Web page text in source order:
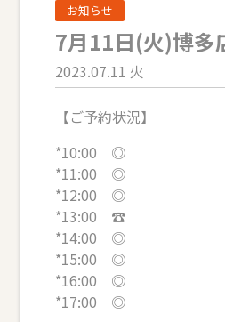
お知らせ
7月11日(火)博多
2023.07.11 火
【ご予約状況】
*10:00 ◎
*11:00 ◎
*12:00 ◎
*13:00 ☎
*14:00 ◎
*15:00 ◎
*16:00 ◎
*17:00 ◎